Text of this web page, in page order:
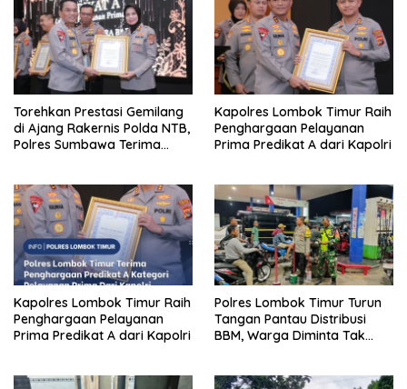
Torehkan Prestasi Gemilang
di Ajang Rakernis Polda NTB,
Polres Sumbawa Terima
Kapolres Lombok Timur Raih
Penghargaan Pelayanan
Prima Predikat A dari Kapolri
Kapolres Lombok Timur Raih
Penghargaan Pelayanan
Prima Predikat A dari Kapolri
Polres Lombok Timur Turun
Tangan Pantau Distribusi
BBM, Warga Diminta Tak